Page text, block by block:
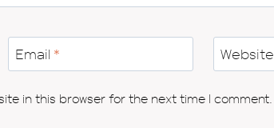
Email * Website
in this browser for the next time I comment.